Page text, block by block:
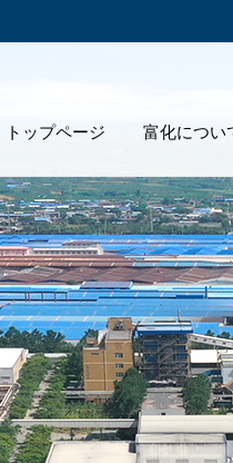
トップページ 富化につい